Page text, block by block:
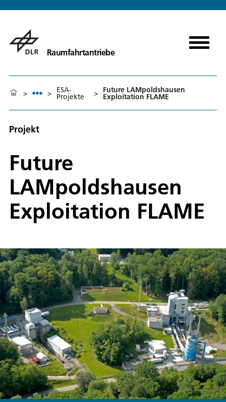
Raumfahrtantriebe
> > ESA-
Projekte > Future LAMpoldshausen
Exploitation FLAME
Projekt
Future
LAMpoldshausen
Exploitation FLAME